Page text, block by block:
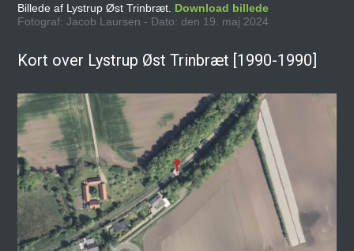
Billede af Lystrup Øst Trinbræt. Download billede
Fotograf: Jacob Laursen - Dato: den 19. maj 2024
Kort over Lystrup Øst Trinbræt [1990-1990]